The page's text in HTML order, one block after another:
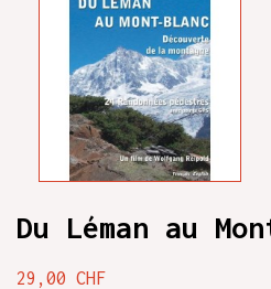
Du Léman au
29,00 CHF